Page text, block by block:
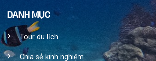
DANH MỤC
Tour du lịch
Chia sẻ kinh nghiệm